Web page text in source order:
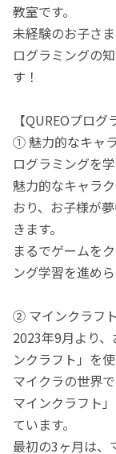
教室です。
未経験のお子さ
ログラミングの
す！
【QUREOプロ
① 魅力的なキャ
ログラミングを学
魅力的なキャラ
おり、お子様が
きます。
まるでゲームを
ング学習を進めら
② マインクラフ
2023年9月より
ンクラフト」を
マイクラの世界
マインクラフト
ています。
最初の3ヶ月は、